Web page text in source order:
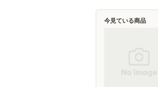
今見ている商品